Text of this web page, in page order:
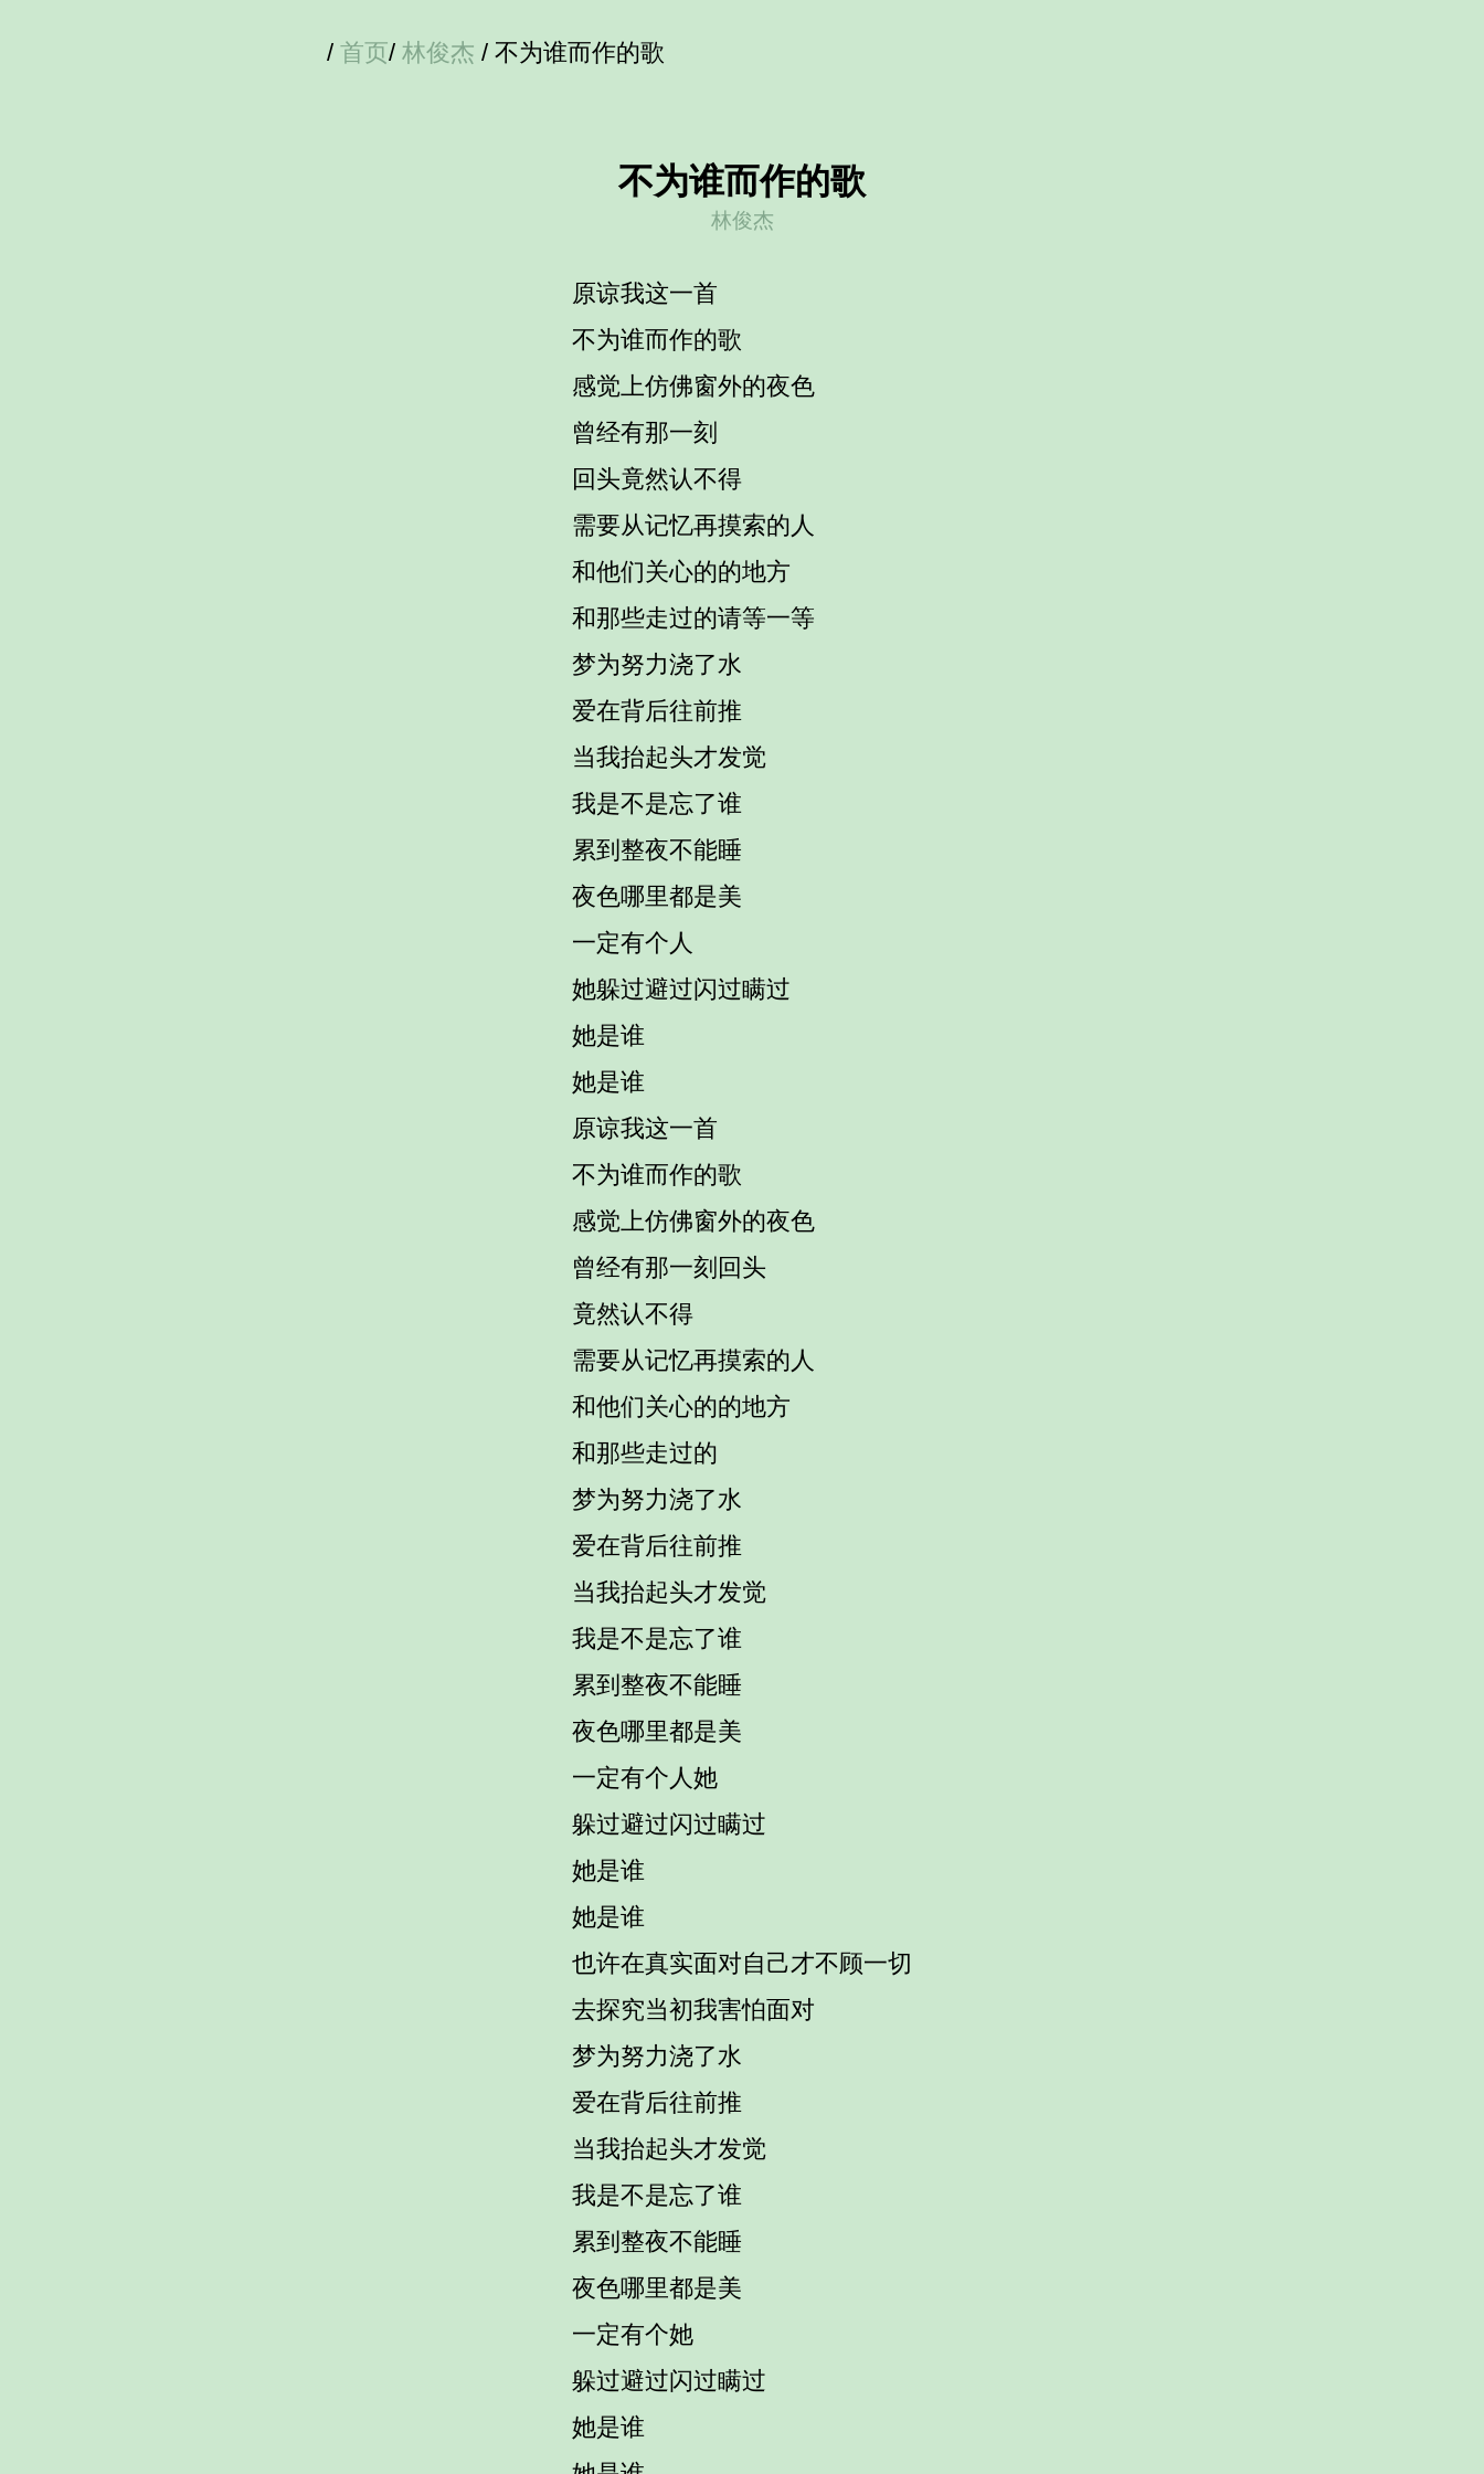
/ 首页/ 林俊杰 / 不为谁而作的歌
不为谁而作的歌
林俊杰
原谅我这一首
不为谁而作的歌
感觉上仿佛窗外的夜色
曾经有那一刻
回头竟然认不得
需要从记忆再摸索的人
和他们关心的的地方
和那些走过的请等一等
梦为努力浇了水
爱在背后往前推
当我抬起头才发觉
我是不是忘了谁
累到整夜不能睡
夜色哪里都是美
一定有个人
她躲过避过闪过瞒过
她是谁
她是谁
原谅我这一首
不为谁而作的歌
感觉上仿佛窗外的夜色
曾经有那一刻回头
竟然认不得
需要从记忆再摸索的人
和他们关心的的地方
和那些走过的
梦为努力浇了水
爱在背后往前推
当我抬起头才发觉
我是不是忘了谁
累到整夜不能睡
夜色哪里都是美
一定有个人她
躲过避过闪过瞒过
她是谁
她是谁
也许在真实面对自己才不顾一切
去探究当初我害怕面对
梦为努力浇了水
爱在背后往前推
当我抬起头才发觉
我是不是忘了谁
累到整夜不能睡
夜色哪里都是美
一定有个她
躲过避过闪过瞒过
她是谁